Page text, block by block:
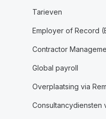
Tarieven
Employer of Record
Contractor
Global payroll
Overplaatsing via
Consultancydiensten